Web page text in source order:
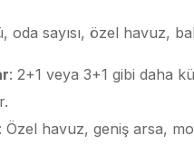
oda sayısı, özel havuz,
: 2+1 veya 3+1 gibi daha
: Özel havuz, geniş arsa,